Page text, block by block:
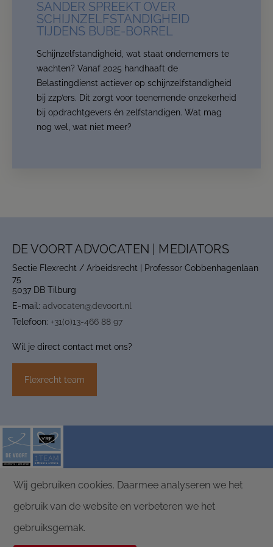
SANDER SPREEKT OVER
SCHIJNZELFSTANDIGHEID
TIJDENS BUBE-BORREL
Schijnzelfstandigheid, wat staat ondernemers te
wachten? Vanaf 2025 handhaaft de
Belastingdienst actiever op schijnzelfstandigheid
bij zzp’ers. Dit zorgt voor toenemende onzekerheid
bij opdrachtgevers én zelfstandigen. Wat mag
nog wel, wat niet meer?
DE VOORT ADVOCATEN | MEDIATORS
Sectie Flexrecht / Arbeidsrecht | Professor Cobbenhagenlaan
75
5037 DB Tilburg
E-mail: advocaten@devoort.nl
Telefoon: +31(0)13-466 88 97
Wil je direct contact met ons?
Flexrecht team
DISCLAIMER
ALGEMENE VOORWAARDEN
DE VOORT ADVOCATEN |
Wij gebruiken cookies. Daarmee analyseren we het
gebruik van de website en verbeteren we het
gebruiksgemak.
Contact us